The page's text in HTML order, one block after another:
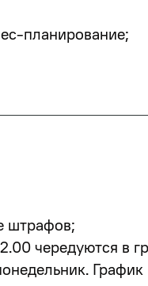
планирование;
штрафов;
чередуются в
График